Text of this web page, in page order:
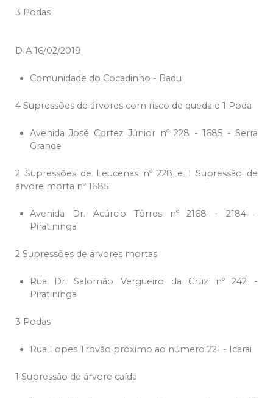
3 Podas
DIA 16/02/2019
Comunidade do Cocadinho - Badu
4 Supressões de árvores com risco de queda e 1 Poda
Avenida José Cortez Júnior nº 228 - 1685 - Serra
Grande
2 Supressões de Leucenas nº 228 e 1 Supressão de
árvore morta nº 1685
Avenida Dr. Acúrcio Tôrres nº 2168 - 2184 -
Piratininga
2 Supressões de árvores mortas
Rua Dr. Salomão Vergueiro da Cruz nº 242 -
Piratininga
3 Podas
Rua Lopes Trovão próximo ao número 221 - Icarai
1 Supressão de árvore caída